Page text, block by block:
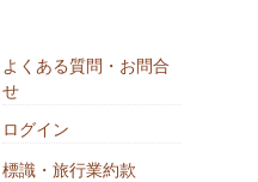
よくある質問・お問合
せ
ログイン
標識・旅行業約款